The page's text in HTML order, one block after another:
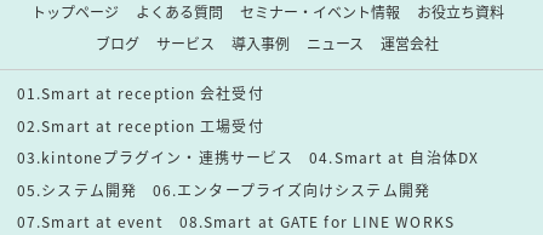
トップページ よくある質問 セミナー・イベント情報
お役立ち資料
ブログ
サービス 導入事例 ニュース 運営会社
01.Smart at reception 会社受付
02.Smart at reception 工場受付
03.kintoneプラグイン・連携サービス
04.Smart at 自治体DX
05.システム開発
06.エンタープライズ向けシステム開発
07.Smart at event
08.Smart at GATE for LINE WORKS